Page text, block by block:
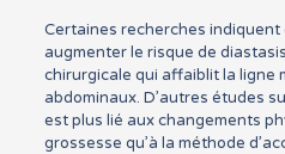
Certaines recherches
augmenter le risque de
chirurgicale qui affaiblit la ligne
abdominaux. D’autres études
est plus lié aux changements
grossesse qu’à la méthode